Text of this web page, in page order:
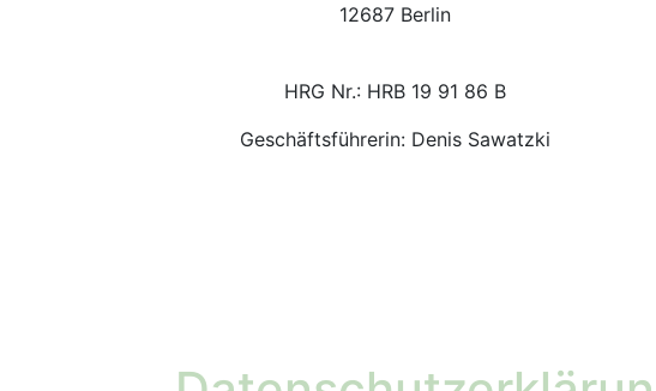
12687 Berlin
HRG Nr.: HRB 19 91 86 B
Geschäftsführerin: Denis Sawatzki